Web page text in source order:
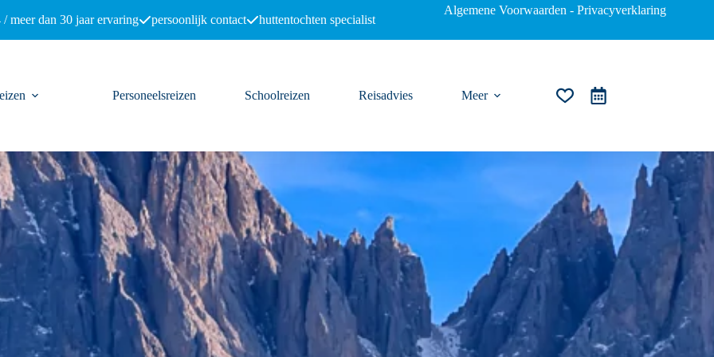
/ meer dan 30 jaar ervaring persoonlijk contact huttentochten specialist
Algemene Voorwaarden - Privacyverklaring
Personeelsreizen Schoolreizen Reisadvies Meer Winkelwagen